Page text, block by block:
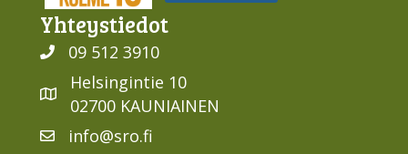
Yhteys­tiedot
09 512 3910
Helsingintie 10
02700 KAUNIAINEN
info@sro.fi